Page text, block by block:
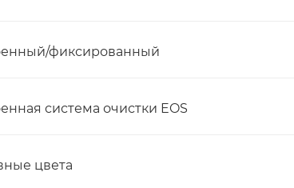
фиксированный
система очистки EOS
цвета